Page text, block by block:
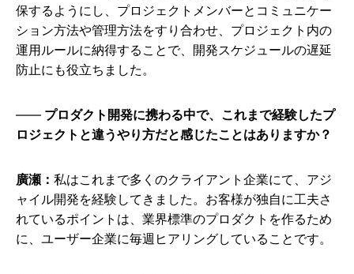
保するようにし、プロジェクトメンバーとコミュニケー
ション方法や管理方法をすり合わせ、プロジェクト内の
運用ルールに納得することで、開発スケジュールの遅延
防止にも役立ちました。
プロダクト開発に携わる中で、これまで経験したプ
ロジェクトと違うやり方だと感じたことはありますか？
廣瀬： 私はこれまで多くのクライアント企業にて、アジ
ャイル開発を経験してきました。お客様が独自に工夫さ
れているポイントは、業界標準のプロダクトを作るため
に、ユーザー企業に毎週ヒアリングしていることです。